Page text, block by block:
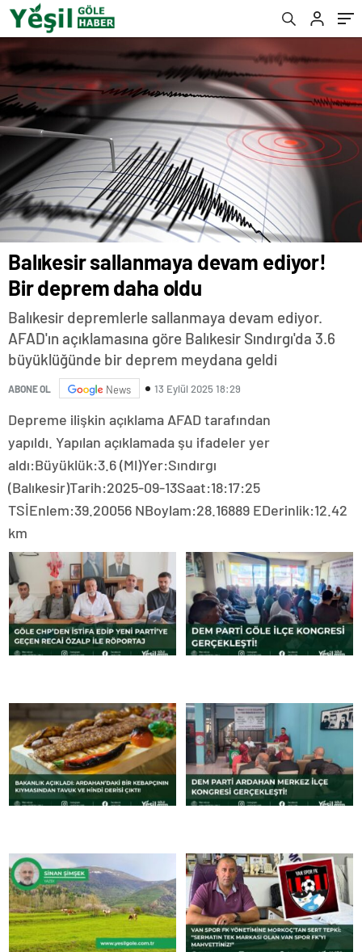
Balıkesir sallanmaya devam ediyor!
Bir deprem daha oldu
Balıkesir depremlerle sallanmaya devam ediyor.
AFAD'ın açıklamasına göre Balıkesir Sındırgı'da 3.6
büyüklüğünde bir deprem meydana geldi
ABONE OL News 13 Eylül 2025 18:29
Depreme ilişkin açıklama AFAD tarafından
yapıldı. Yapılan açıklamada şu ifadeler yer
aldı:Büyüklük:3.6 (Ml)Yer:Sındırgı
(Balıkesir)Tarih:2025-09-13Saat:18:17:25
TSİEnlem:39.20056 NBoylam:28.16889 EDerinlik:12.42
km